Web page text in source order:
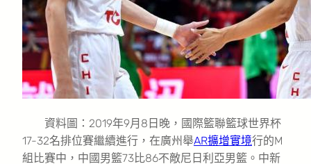
資料圖：2019年9月8日晚，國際籃聯籃球世界杯
17-32名排位賽繼續進行，在廣州舉AR擴增實境行的M
組比賽中，中國男籃73比86不敵尼日利亞男籃。中新